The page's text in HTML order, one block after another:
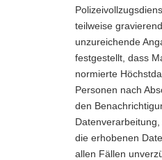
teilweise
unzureichende
festgestellt, dass
normierte
Personen nach
den
die erhobenen
allen Fällen